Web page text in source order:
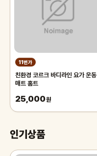
11번가
친환경 코르크 바디라인 요가 운동
매트 홈트
25,000원
인기상품